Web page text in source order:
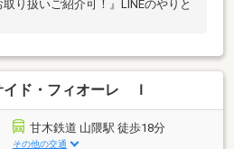
取り扱いご紹介可！』LINEのやりと
イド・フィオーレ Ｉ
甘木鉄道 山隈駅 徒歩18分
その他の交通